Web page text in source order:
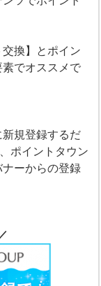
換】とポイン
素でオススメで
規登録するだ
ポイントタウン
ーからの登録